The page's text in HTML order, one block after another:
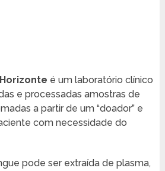
é um laboratório clínico
e processadas amostras de
a partir de um “doador” e
com necessidade do
pode ser extraída de plasma,